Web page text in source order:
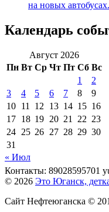
на новых автобусах.
Календарь
Август 2026
Пн Вт Ср Чт Пт Сб Вс
1
2
3
4 5 6 7 8
9
10 11 12 13 14 15 16
17 18 19 20 21 22 23
24 25 26 27 28 29 30
31
« Июл
Контакты: 89028595701
© 2026 Это Юганск,
Сайт Нефтеюганска ©